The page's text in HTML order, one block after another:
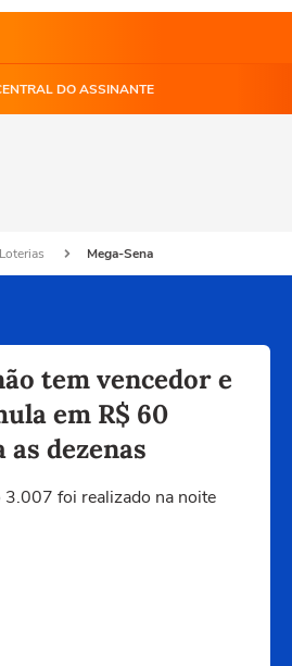
DO ASSINANTE
Loterias Mega-Sena
tem vencedor e
em R$ 60
dezenas
foi realizado na noite